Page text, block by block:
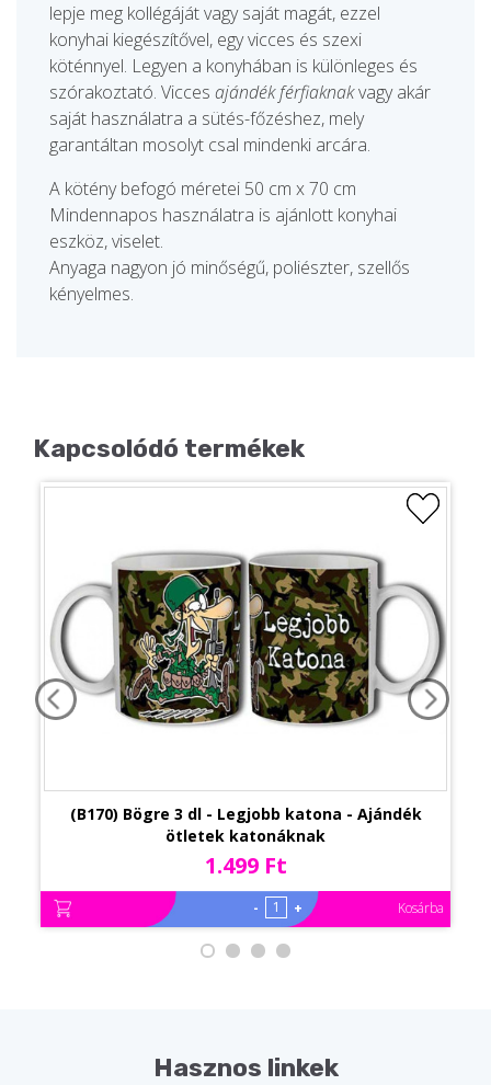
lepje meg kollégáját vagy saját magát, ezzel
konyhai kiegészítővel, egy vicces és szexi
köténnyel. Legyen a konyhában is különleges és
szórakoztató. Vicces ajándék férfiaknakvagy akár
saját használatra a sütés-főzéshez, mely
garantáltan mosolyt csal mindenki arcára.
A kötény befogó méretei 50 cm x 70 cm
Mindennapos használatra is ajánlott konyhai
eszköz, viselet.
Anyaga nagyon jó minőségű, poliészter, szellős
kényelmes.
Kapcsolódó termékek
(B170) Bögre 3 dl - Legjobb katona - Ajándék
ötletek katonáknak
1.499 Ft
- + Kosárba
Hasznos linkek